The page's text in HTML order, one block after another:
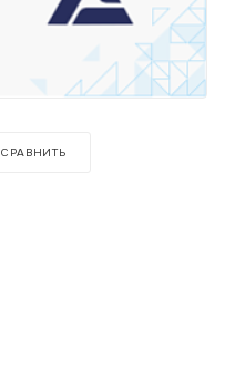
СРАВНИТЬ